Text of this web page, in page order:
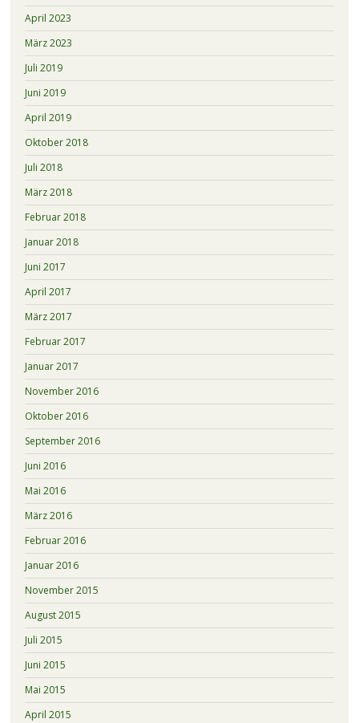
April 2023
März 2023
Juli 2019
Juni 2019
April 2019
Oktober 2018
Juli 2018
März 2018
Februar 2018
Januar 2018
Juni 2017
April 2017
März 2017
Februar 2017
Januar 2017
November 2016
Oktober 2016
September 2016
Juni 2016
Mai 2016
März 2016
Februar 2016
Januar 2016
November 2015
August 2015
Juli 2015
Juni 2015
Mai 2015
April 2015